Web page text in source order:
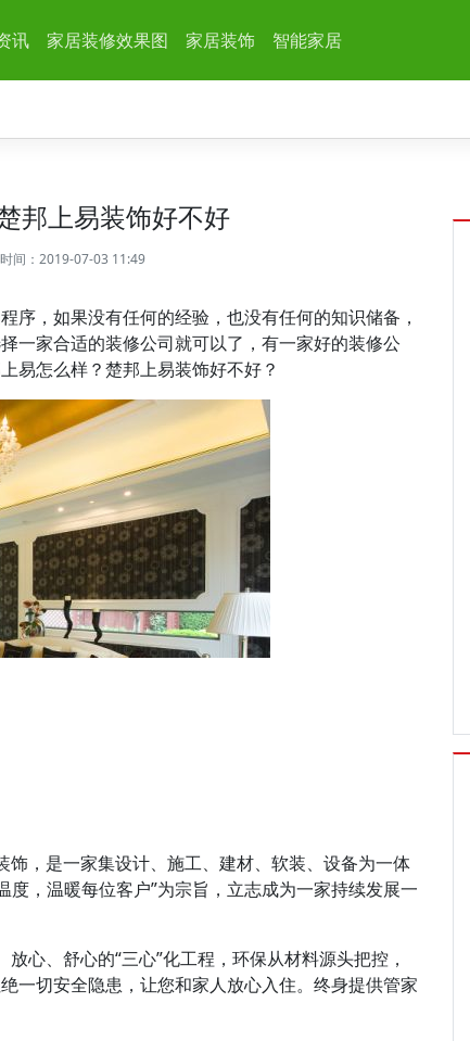
讯 家居装修效果图 家居装饰 智能家居
邦上易装饰好不好
时间：2019-07-03 11:49
序，如果没有任何的经验，也没有任何的知识储备，
一家合适的装修公司就可以了，有一家好的装修公
易怎么样？楚邦上易装饰好不好？
，是一家集设计、施工、建材、软装、设备为一体
，温暖每位客户”为宗旨，立志成为一家持续发展一
心、舒心的“三心”化工程，环保从材料源头把控，
一切安全隐患，让您和家人放心入住。终身提供管家